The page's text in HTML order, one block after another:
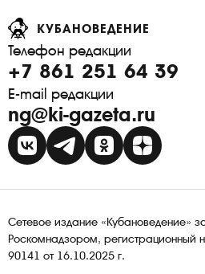
КУБАНОВЕДЕНИЕ
Телефон редакции
+7 861 251 64 39
E-mail редакции
ng@ki-gazeta.ru
Сетевое издание «Кубановедение»
Роскомнадзором,
90141 от 16.10.2025 г.